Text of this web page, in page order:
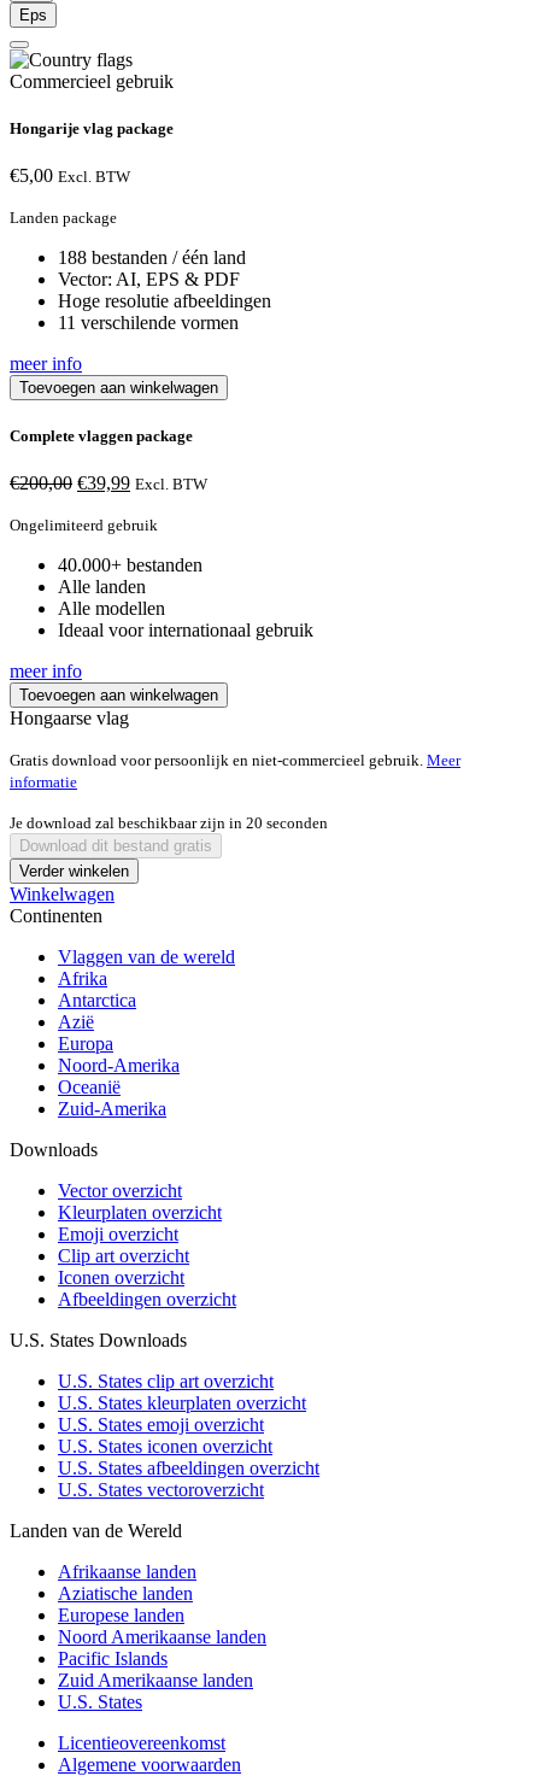
Eps
Commercieel gebruik
Hongarije vlag package
€5,00 Excl. BTW
Landen package
188 bestanden / één land
Vector: AI, EPS & PDF
Hoge resolutie afbeeldingen
11 verschilende vormen
meer info
Toevoegen aan winkelwagen
Complete vlaggen package
€200,00 Oorspronkelijke
was:
€39,99Huidige
is:
Excl. BTW
Ongelimiteerd gebruik
40.000+ bestanden
Alle landen
Alle modellen
Ideaal voor internationaal gebruik
meer info
Toevoegen aan winkelwagen
Hongaarse vlag
Gratis download voor persoonlijk en niet-commercieel gebruik. Meer
informatie
Je download zal beschikbaar zijn in 20 seconden
Download dit bestand gratis
Verder winkelen
Winkelwagen
Continenten
Vlaggen van de wereld
Afrika
Antarctica
Azië
Europa
Noord-Amerika
Oceanië
Zuid-Amerika
Downloads
Vector overzicht
Kleurplaten overzicht
Emoji overzicht
Clip art overzicht
Iconen overzicht
Afbeeldingen overzicht
U.S. States Downloads
U.S. States clip art overzicht
U.S. States kleurplaten overzicht
U.S. States emoji overzicht
U.S. States iconen overzicht
U.S. States afbeeldingen overzicht
U.S. States vectoroverzicht
Landen van de Wereld
Afrikaanse landen
Aziatische landen
Europese landen
Noord Amerikaanse landen
Pacific Islands
Zuid Amerikaanse landen
U.S. States
Licentieovereenkomst
Algemene voorwaarden